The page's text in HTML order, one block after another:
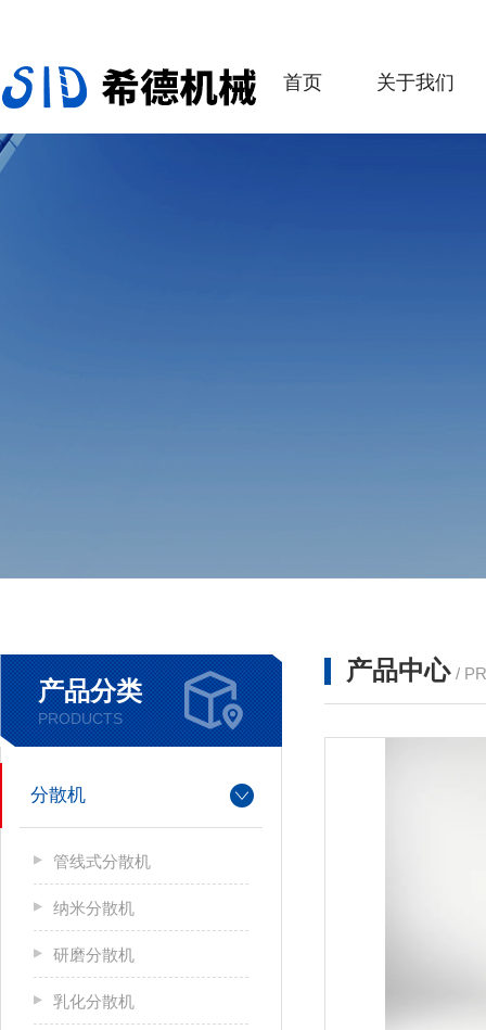
首页 关于我们
产品分类
PRODUCTS
分散机
管线式分散机
纳米分散机
研磨分散机
乳化分散机
产品中心 /